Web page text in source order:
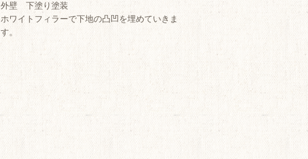
外壁 下塗り塗装
ホワイトフィラーで下地の凸凹を埋めていきま
す。